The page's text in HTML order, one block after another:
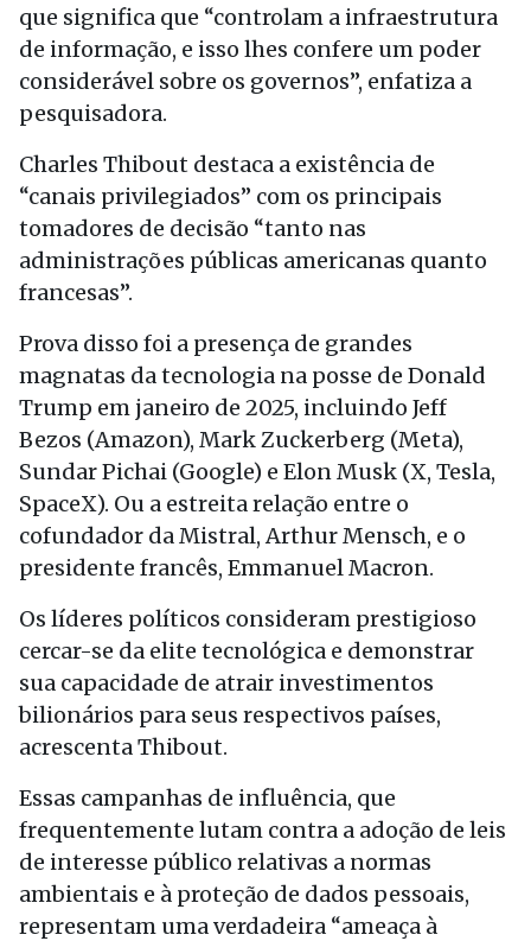
que significa que “controlam a infraestrutura
de informação, e isso lhes confere um poder
considerável sobre os governos”, enfatiza a
pesquisadora.
Charles Thibout destaca a existência de
“canais privilegiados” com os principais
tomadores de decisão “tanto nas
administrações públicas americanas quanto
francesas”.
Prova disso foi a presença de grandes
magnatas da tecnologia na posse de Donald
Trump em janeiro de 2025, incluindo Jeff
Bezos (Amazon), Mark Zuckerberg (Meta),
Sundar Pichai (Google) e Elon Musk (X, Tesla,
SpaceX). Ou a estreita relação entre o
cofundador da Mistral, Arthur Mensch, e o
presidente francês, Emmanuel Macron.
Os líderes políticos consideram prestigioso
cercar-se da elite tecnológica e demonstrar
sua capacidade de atrair investimentos
bilionários para seus respectivos países,
acrescenta Thibout.
Essas campanhas de influência, que
frequentemente lutam contra a adoção de leis
de interesse público relativas a normas
ambientais e à proteção de dados pessoais,
representam uma verdadeira “ameaça à